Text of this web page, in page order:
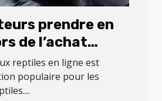
prendre en
de l’achat
reptiles en ligne
reptiles en ligne est
populaire pour les